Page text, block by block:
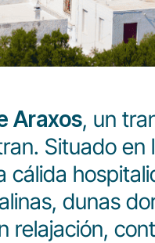
Araxos, un
Situado en
cálida
dunas
relajación,